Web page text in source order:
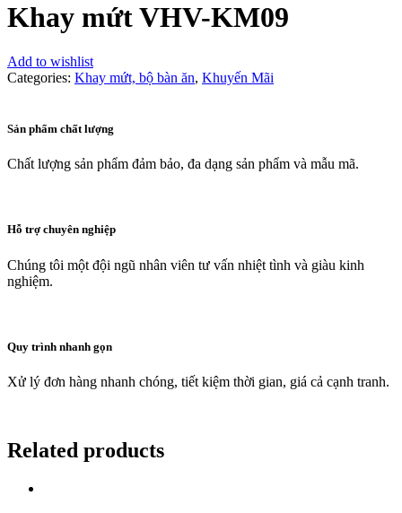
Khay mứt VHV-KM09
Add to wishlist
Categories: Khay mứt, bộ bàn ăn, Khuyến Mãi
Sản phẩm chất lượng
Chất lượng sản phẩm đảm bảo, đa dạng sản phẩm và mẫu mã.
Hỗ trợ chuyên nghiệp
Chúng tôi một đội ngũ nhân viên tư vấn nhiệt tình và giàu kinh
nghiệm.
Quy trình nhanh gọn
Xử lý đơn hàng nhanh chóng, tiết kiệm thời gian, giá cả cạnh tranh.
Related products